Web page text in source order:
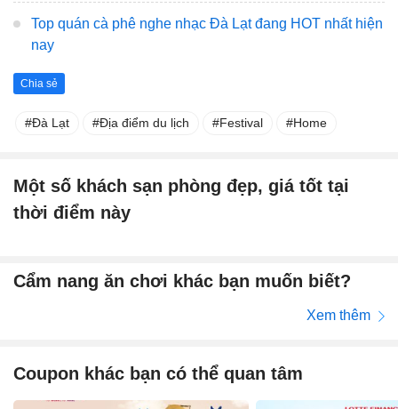
Top quán cà phê nghe nhạc Đà Lạt đang HOT nhất hiện
nay
Chia sẻ
Đà Lạt Địa điểm du lịch Festival Home
Một số khách sạn phòng đẹp, giá tốt tại
thời điểm này
Cẩm nang ăn chơi khác bạn muốn biết?
Xem thêm
Coupon khác bạn có thể quan tâm